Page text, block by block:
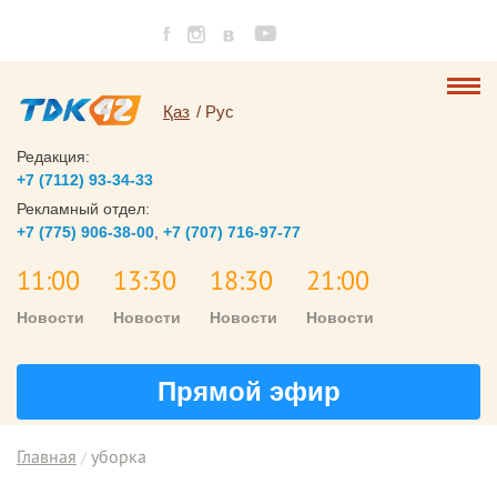
Қаз Рус
Редакция:
+7 (7112) 93-34-33
Рекламный отдел:
+7 (775) 906-38-00 +7 (707) 716-97-77
11:00
Новости
13:30
Новости
18:30
Новости
21:00
Новости
Прямой эфир
Главная уборка